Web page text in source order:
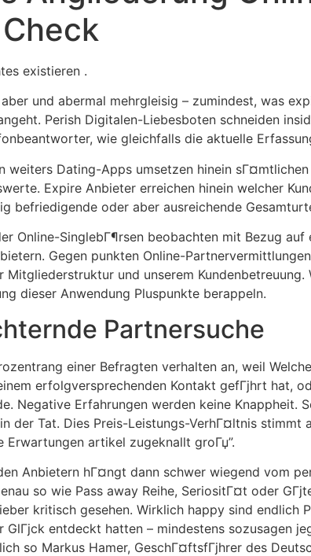
existieren .
und abermal mehrgleisig – zumindest, was
Perish Digitalen-Liebesboten schneiden
wie gleichfalls die aktuelle
weiters Dating-Apps umsetzen hinein
Expire Anbieter erreichen hinein welcher
befriedigende oder aber ausreichende
Online-SinglebГ¶rsen beobachten mit Bezug
Gegen punkten Online-
und unserem
dieser Anwendung Pluspunkte berappeln.
Partnersuche
einer Befragten verhalten an, weil
erfolgversprechenden Kontakt gefГјhrt hat,
Negative Erfahrungen werden keine Knappheit.
der Tat. Dies Preis-Leistungs-VerhГ¤ltnis stimmt
Erwartungen artikel zugeknallt groГџ”.
Anbietern hГ¤ngt dann schwer wiegend vom
so wie Pass away Reihe, SeriositГ¤t oder
kritisch gesehen. Wirklich happy sind endlich
GlГјck entdeckt hatten – mindestens sozusagen
so Markus Hamer, GeschГ¤ftsfГјhrer des